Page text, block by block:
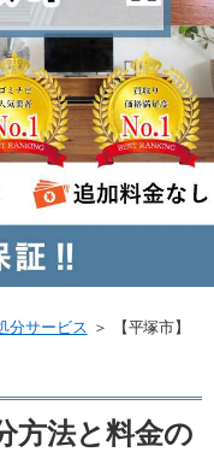
分サービス ＞
【平塚市】
方法と料金の